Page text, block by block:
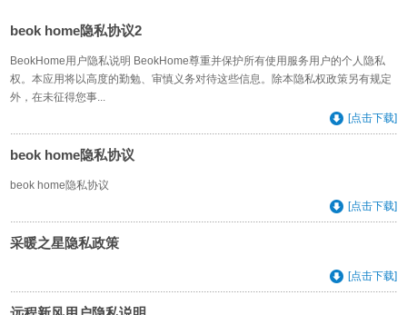
beok home隐私协议2
BeokHome用户隐私说明 BeokHome尊重并保护所有使用服务用户的个人隐私
权。本应用将以高度的勤勉、审慎义务对待这些信息。除本隐私权政策另有规定
外，在未征得您事...
[点击下载]
beok home隐私协议
beok home隐私协议
[点击下载]
采暖之星隐私政策
[点击下载]